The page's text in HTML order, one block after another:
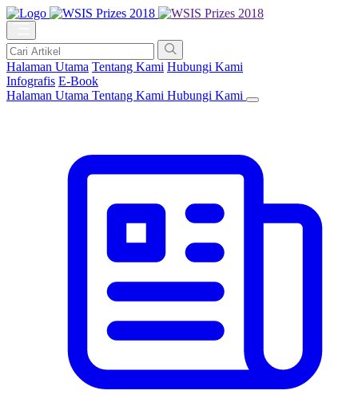
Halaman Utama Tentang Kami Hubungi Kami
Infografis E-Book
Halaman Utama Tentang Kami Hubungi Kami